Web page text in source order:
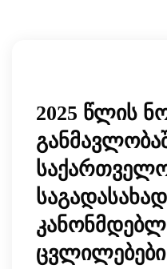
2025 წლის ნოემბრის თვის
ცვლილებები